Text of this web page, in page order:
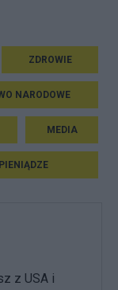
ZDROWIE
NARODOWE
MEDIA
PIENIĄDZE
z USA i